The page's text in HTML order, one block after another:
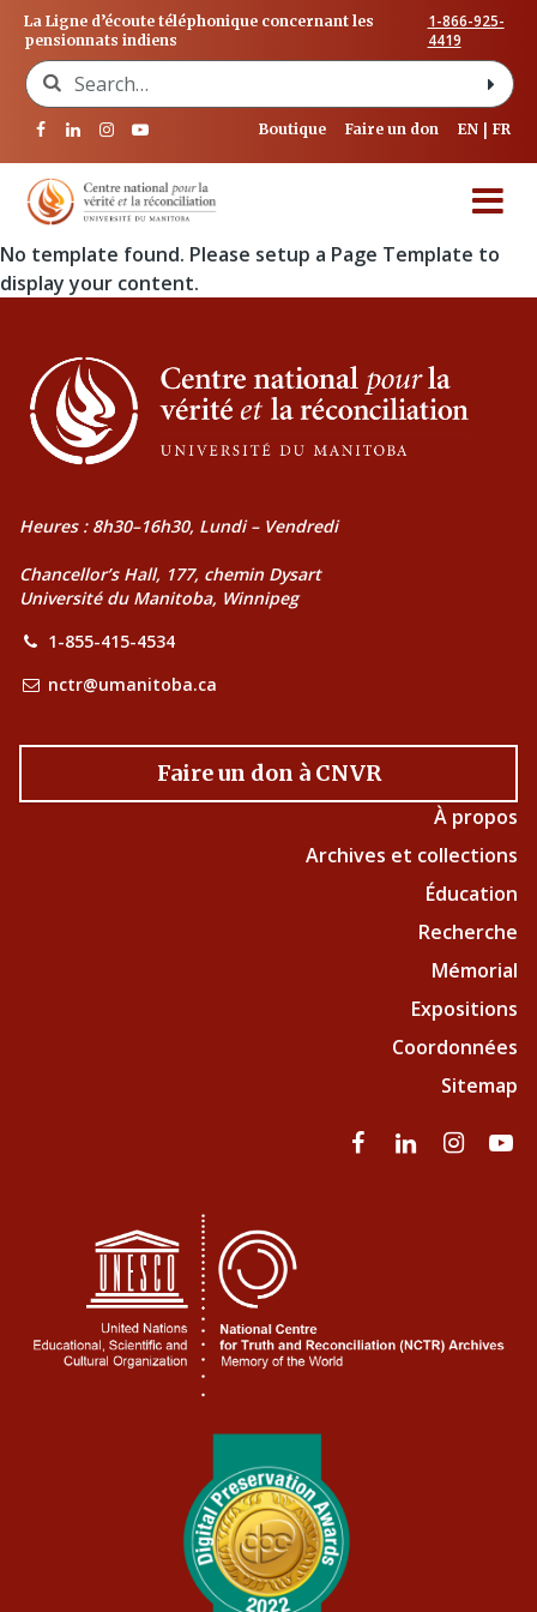
La Ligne d’écoute téléphonique concernant les
pensionnats indiens
1-866-925-
4419
Search for:
Boutique Faire un don EN FR
No template found. Please setup a Page Template to
display your content.
Heures : 8h30–16h30, Lundi – Vendredi
Chancellor’s Hall, 177, chemin Dysart
Université du Manitoba, Winnipeg
1-855-415-4534
nctr@umanitoba.ca
Faire un don à CNVR
À propos
Archives et collections
Éducation
Recherche
Mémorial
Expositions
Coordonnées
Sitemap